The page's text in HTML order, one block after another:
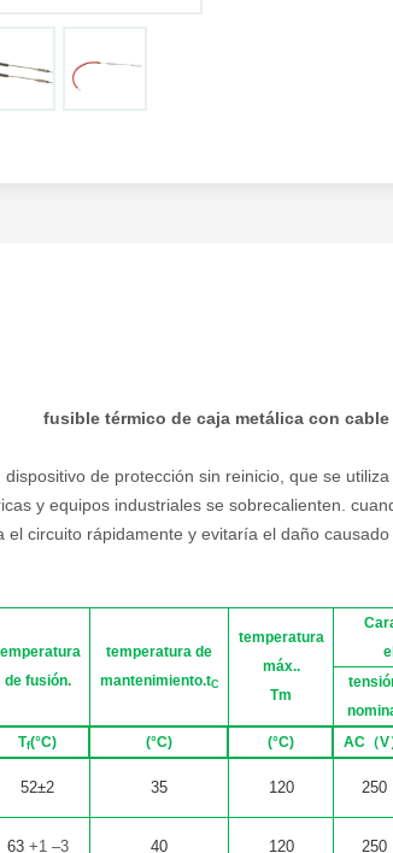
fusible térmico de caja metálica con cable
de protección sin reinicio, que se
y equipos industriales se sobrecalienten.
circuito rápidamente y evitaría el daño
de fusión.
temperatura de
mantenimiento.tC
temperatura
máx..
Tm
Tf(°C) (°C) (°C) AC（V
52±2 35 120 250
63+1 –3 40 120 250